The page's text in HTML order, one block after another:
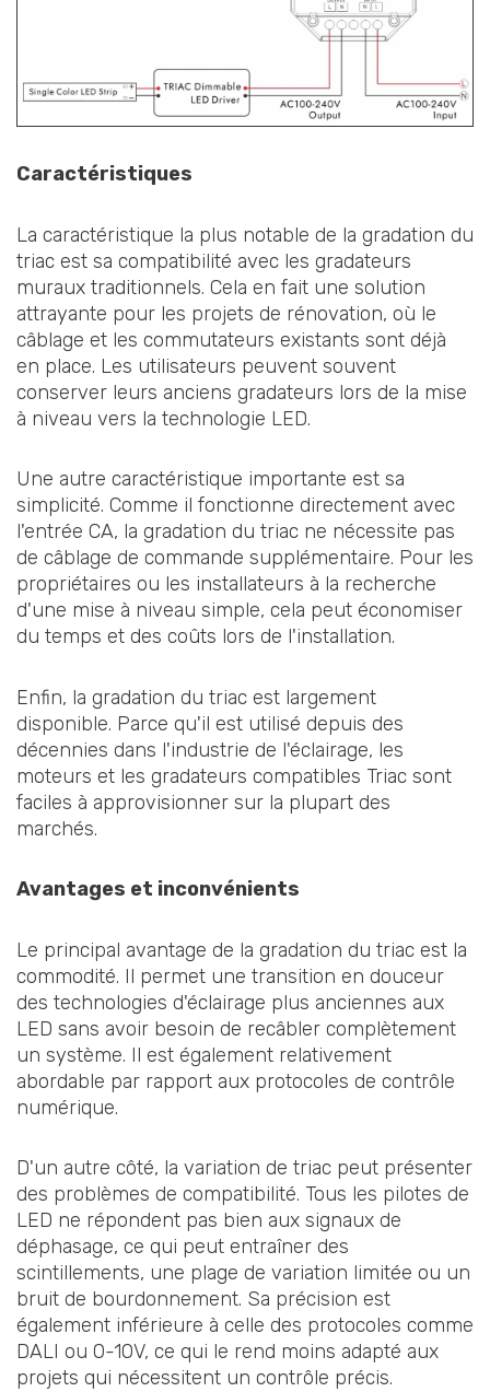
Caractéristiques
La caractéristique la plus notable de la gradation du
triac est sa compatibilité avec les gradateurs
muraux traditionnels. Cela en fait une solution
attrayante pour les projets de rénovation, où le
câblage et les commutateurs existants sont déjà
en place. Les utilisateurs peuvent souvent
conserver leurs anciens gradateurs lors de la mise
à niveau vers la technologie LED.
Une autre caractéristique importante est sa
simplicité. Comme il fonctionne directement avec
l'entrée CA, la gradation du triac ne nécessite pas
de câblage de commande supplémentaire. Pour les
propriétaires ou les installateurs à la recherche
d'une mise à niveau simple, cela peut économiser
du temps et des coûts lors de l'installation.
Enfin, la gradation du triac est largement
disponible. Parce qu'il est utilisé depuis des
décennies dans l'industrie de l'éclairage, les
moteurs et les gradateurs compatibles Triac sont
faciles à approvisionner sur la plupart des
marchés.
Avantages et inconvénients
Le principal avantage de la gradation du triac est la
commodité. Il permet une transition en douceur
des technologies d'éclairage plus anciennes aux
LED sans avoir besoin de recâbler complètement
un système. Il est également relativement
abordable par rapport aux protocoles de contrôle
numérique.
D'un autre côté, la variation de triac peut présenter
des problèmes de compatibilité. Tous les pilotes de
LED ne répondent pas bien aux signaux de
déphasage, ce qui peut entraîner des
scintillements, une plage de variation limitée ou un
bruit de bourdonnement. Sa précision est
également inférieure à celle des protocoles comme
DALI ou 0-10V, ce qui le rend moins adapté aux
projets qui nécessitent un contrôle précis.